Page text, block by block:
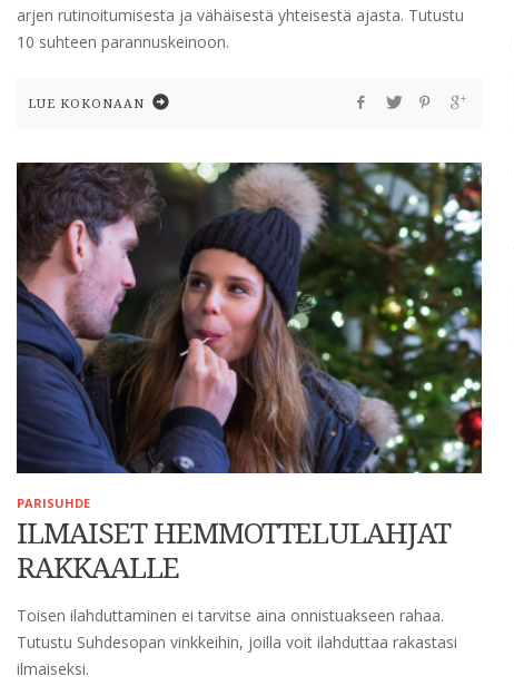
arjen rutinoitumisesta ja vähäisestä yhteisestä ajasta. Tutustu
10 suhteen parannuskeinoon.
LUE KOKONAAN
PARISUHDE
ILMAISET HEMMOTTELULAHJAT
RAKKAALLE
Toisen ilahduttaminen ei tarvitse aina onnistuakseen rahaa.
Tutustu Suhdesopan vinkkeihin, joilla voit ilahduttaa rakastasi
ilmaiseksi.